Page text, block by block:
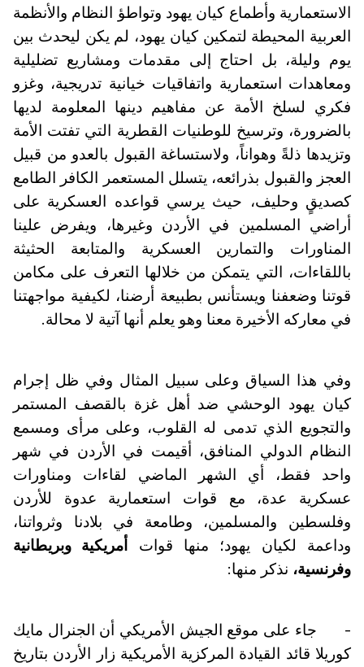
الاستعمارية وأطماع كيان يهود وتواطؤ النظام والأنظمة
العربية المحيطة لتمكين كيان يهود، لم يكن ليحدث بين
يوم وليلة، بل احتاج إلى مقدمات ومشاريع تضليلية
ومعاهدات استعمارية واتفاقيات خيانية تدريجية، وغزو
فكري لسلخ الأمة عن مفاهيم دينها المعلومة لديها
بالضرورة، وترسيخ للوطنيات القطرية التي تفتت الأمة
وتزيدها ذلةً وهواناً، ولاستساغة القبول بالعدو من قبيل
العجز والقبول بذرائعه، يتسلل المستعمر الكافر الطامع
كصديقٍ وحليف، حيث يرسي قواعده العسكرية على
أراضي المسلمين في الأردن وغيرها، ويفرض علينا
المناورات والتمارين العسكرية والمتابعة الحثيثة
باللقاءات، التي يتمكن من خلالها التعرف على مكامن
قوتنا وضعفنا ويستأنس بطبيعة أرضنا، لكيفية مواجهتنا
في معاركه الأخيرة معنا وهو يعلم أنها آتية لا محالة.
وفي هذا السياق وعلى سبيل المثال وفي ظل إجرام
كيان يهود الوحشي ضد أهل غزة بالقصف المستمر
والتجويع الذي تدمى له القلوب، وعلى مرأى ومسمع
النظام الدولي المنافق، أقيمت في الأردن في شهر
واحد فقط، أي الشهر الماضي لقاءات ومناورات
عسكرية عدة، مع قوات استعمارية عدوة للأردن
وفلسطين والمسلمين، وطامعة في بلادنا وثرواتنا،
وداعمة لكيان يهود؛ منها قوات
أمريكية وبريطانية
وفرنسية،نذكر منها:
- جاء على موقع الجيش الأمريكي أن الجنرال مايك
كوريلا قائد القيادة المركزية الأمريكية زار الأردن بتاريخ